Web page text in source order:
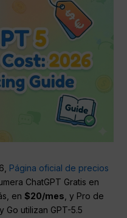
Página oficial de precios
ChatGPT Gratis en
en$20/mes , y Pro de
Go utilizan GPT-5.5